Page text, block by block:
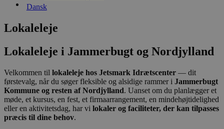
Dansk
Lokaleleje
Lokaleleje i Jammerbugt og Nordjylland
Velkommen til lokaleleje hos Jetsmark Idrætscenter — dit
førstevalg, når du søger fleksible og alsidige rammer i Jammerbugt
Kommune og resten af Nordjylland. Uanset om du planlægger et
møde, et kursus, en fest, et firmaarrangement, en mindehøjtidelighed
eller en aktivitetsdag, har vi lokaler og faciliteter, der kan tilpasses
præcis til dine behov.